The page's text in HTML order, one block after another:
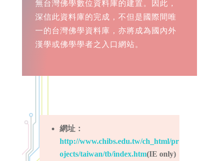
無台灣佛學數位資料庫的建置。因此，
深信此資料庫的完成，不但是國際間唯
一的台灣佛學資料庫，亦將成為國內外
漢學或佛學學者之入口網站。
網址：
http://www.chibs.edu.tw/ch_html/pr
ojects/taiwan/tb/index.htm(IE only)